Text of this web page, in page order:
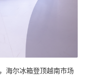
尔冰箱登顶越南市场